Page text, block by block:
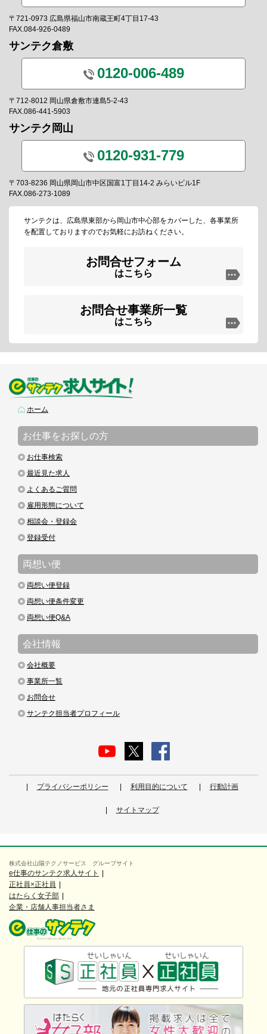
〒721-0973 広島県福山市南蔵王町4丁目17-43
FAX.084-926-0489
サンテク倉敷
0120-006-489
〒712-8012 岡山県倉敷市連島5-2-43
FAX.086-441-5903
サンテク岡山
0120-931-779
〒703-8236 岡山県岡山市中区国富1丁目14-2 みらいビル1F
FAX.086-273-1089
サンテクは、広島県東部から岡山市中心部をカバーした、各事業所
を配置しておりますのでお気軽にお訪ねください。
お問合せフォーム
はこちら
お問合せ事業所一覧
はこちら
ホーム
お仕事をお探しの方
お仕事検索
最近見た求人
よくあるご質問
雇用形態について
相談会・登録会
登録受付
両想い便
両想い便登録
両想い便条件変更
両想い便Q&A
会社情報
会社概要
事業所一覧
お問合せ
サンテク担当者プロフィール
プライバシーポリシー 利用目的について 行動計画
サイトマップ
株式会社山陽テクノサービス グループサイト
e仕事のサンテク求人サイト
正社員×正社員
はたらく女子部
企業・店舗人事担当者さま